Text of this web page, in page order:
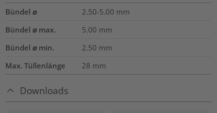
Bündel ⌀ 2.50-5.00 mm
Bündel ⌀ max.
5.00 mm
Bündel ⌀ min.
2.50 mm
Max. Tüllenlänge
28 mm
Downloads